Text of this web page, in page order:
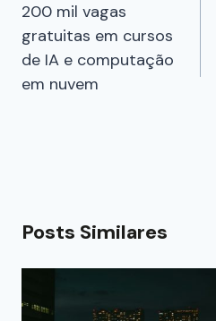
200 mil vagas
gratuitas em cursos
de IA e computação
em nuvem
Posts Similares